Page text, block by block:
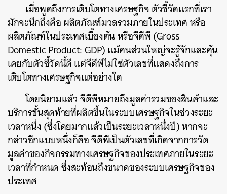
เมื่อพูดถึงการเติบโตทางเศรษฐกิจ ตัวชี้วัดแรกที่เรา
มักจะนึกถึงคือ ผลิตภัณฑ์มวลรวมภายในประเทศ หรือ
ผลิตภัณฑ์ในประเทศเบื้องต้น หรือจีดีพี (Gross
Domestic Product: GDP) แม้คนส่วนใหญ่จะรู้จักและคุ้น
เคยกับตัวชี้วัดนี้ดี แต่จีดีพีไม่ใช่ตัวเลขที่แสดงถึงการ
เติบโตทางเศรษฐกิจแต่อย่างใด
โดยนิยามแล้ว จีดีพีหมายถึงมูลค่ารวมของสินค้าและ
บริการขั้นสุดท้ายที่ผลิตขึ้นในระบบเศรษฐกิจในช่วงระยะ
เวลาหนึ่ง (ซึ่งโดยมากแล้วเป็นระยะเวลาหนึ่งปี) หากจะ
กล่าวอีกแบบหนึ่งก็คือ จีดีพีเป็นตัวเลขที่เกิดจากการวัด
มูลค่าของกิจกรรมทางเศรษฐกิจของประเทศภายในระยะ
เวลาที่กำหนด ซึ่งสะท้อนถึงขนาดของระบบเศรษฐกิจของ
ประเทศ